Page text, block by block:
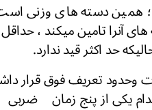
؛ همین دسته های وزنی
آنرا تامین میکند ،
در حالیکه حد اکثر
وحدود تعریف فوق قرار
یکی از پنج زمان